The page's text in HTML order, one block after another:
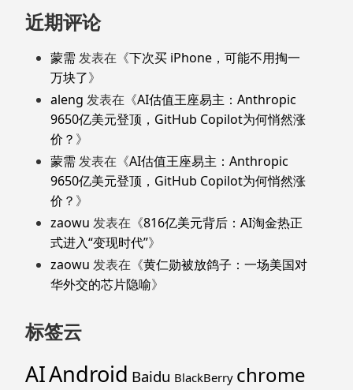
近期评论
蒙需 发表在《下次买 iPhone，可能不用掏一
万块了》
aleng 发表在《AI估值王座易主：Anthropic
9650亿美元登顶，GitHub Copilot为何悄然涨
价？ 》
蒙需 发表在《AI估值王座易主：Anthropic
9650亿美元登顶，GitHub Copilot为何悄然涨
价？ 》
zaowu 发表在《816亿美元背后：AI淘金热正
式进入“变现时代”》
zaowu 发表在《黄仁勋被放鸽子：一场美国对
华外交的芯片隐喻》
标签云
AIAndroid Baidu BlackBerry chrome